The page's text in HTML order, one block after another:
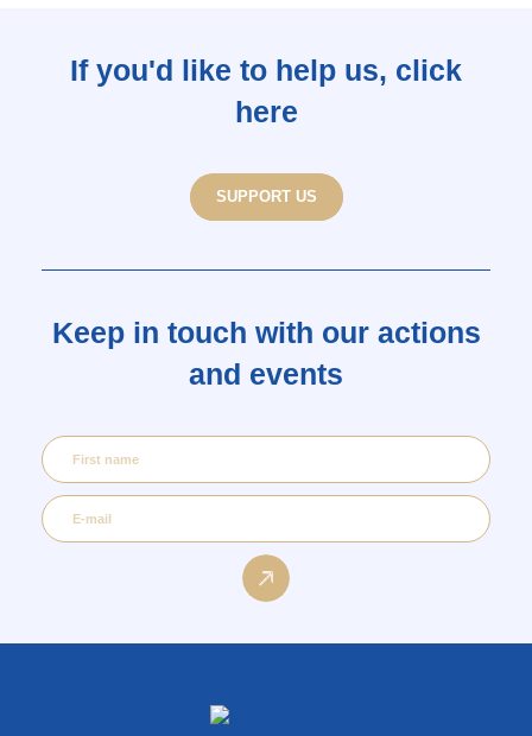
If you'd like to help us, click
here
SUPPORT US
Keep in touch with our actions
and events